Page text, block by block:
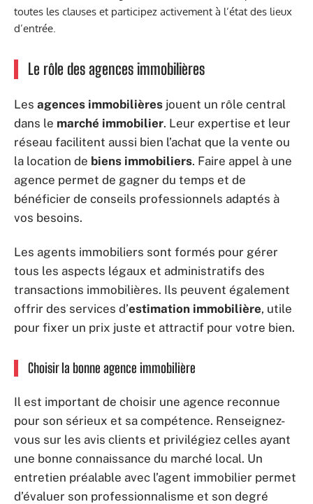
toutes les clauses et participez activement à l’état des lieux
d’entrée.
Le rôle des agences immobilières
Les agences immobilières jouent un rôle central
dans le marché immobilier. Leur expertise et leur
réseau facilitent aussi bien l’achat que la vente ou
la location de biens immobiliers. Faire appel à une
agence permet de gagner du temps et de
bénéficier de conseils professionnels adaptés à
vos besoins.
Les agents immobiliers sont formés pour gérer
tous les aspects légaux et administratifs des
transactions immobilières. Ils peuvent également
offrir des services d’estimation immobilière, utile
pour fixer un prix juste et attractif pour votre bien.
Choisir la bonne agence immobilière
Il est important de choisir une agence reconnue
pour son sérieux et sa compétence. Renseignez-
vous sur les avis clients et privilégiez celles ayant
une bonne connaissance du marché local. Un
entretien préalable avec l’agent immobilier permet
d’évaluer son professionnalisme et son degré